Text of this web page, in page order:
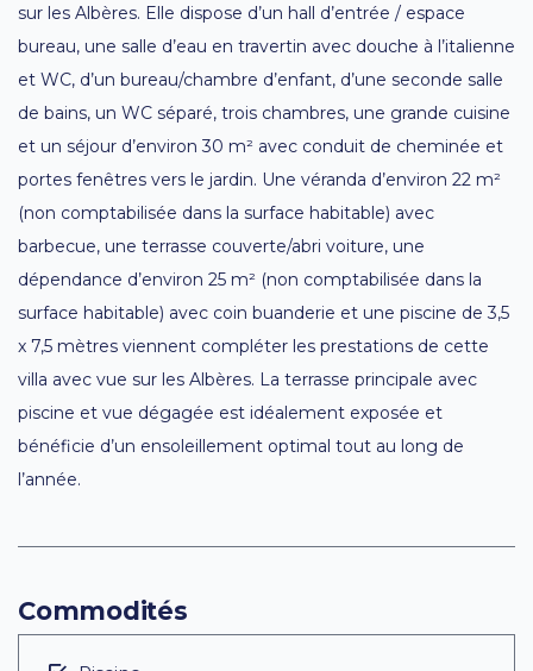
sur les Albères. Elle dispose d’un hall d’entrée / espace
bureau, une salle d’eau en travertin avec douche à l’italienne
et WC, d’un bureau/chambre d’enfant, d’une seconde salle
de bains, un WC séparé, trois chambres, une grande cuisine
et un séjour d’environ 30 m² avec conduit de cheminée et
portes fenêtres vers le jardin. Une véranda d’environ 22 m²
(non comptabilisée dans la surface habitable) avec
barbecue, une terrasse couverte/abri voiture, une
dépendance d’environ 25 m² (non comptabilisée dans la
surface habitable) avec coin buanderie et une piscine de 3,5
x 7,5 mètres viennent compléter les prestations de cette
villa avec vue sur les Albères. La terrasse principale avec
piscine et vue dégagée est idéalement exposée et
bénéficie d’un ensoleillement optimal tout au long de
l’année.
Commodités